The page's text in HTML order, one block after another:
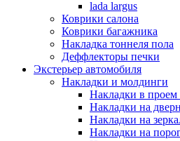
lada largus
Коврики салона
Коврики багажника
Накладка тоннеля пола
Деффлекторы печки
Экстерьер автомобиля
Накладки и молдинги
Накладки в проем
Накладки на
Накладки на
Накладки на